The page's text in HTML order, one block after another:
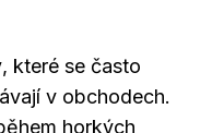
, které se často
v obchodech.
horkých